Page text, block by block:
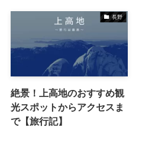
長野
絶景！上高地のおすすめ観
光スポットからアクセスま
で【旅行記】